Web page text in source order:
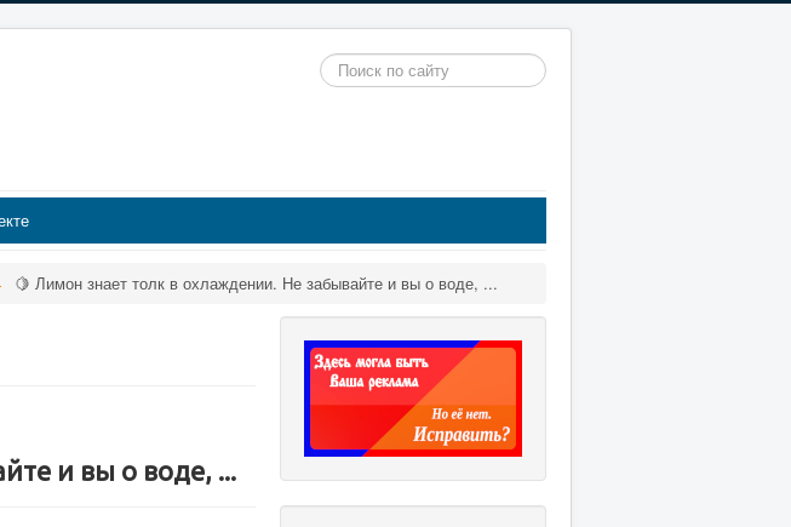
Искать...
🍋 Лимон знает толк в охлаждении. Не забывайте и вы о воде, ...
и вы о воде, ...